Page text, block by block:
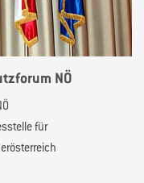
NÖ
für